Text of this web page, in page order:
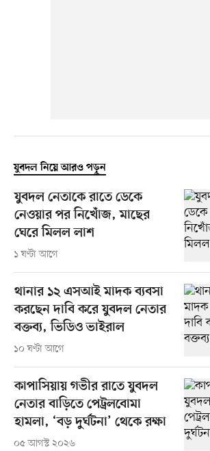
যুবদল নিয়ে আরও পড়ুন
যুবদল নেতাকে রাতে ডেকে
নেওয়ার পর নিখোঁজ, মাছের
ঘেরে মিলল লাশ
১ ঘণ্টা আগে
থানার ১২ এসআই মাদক ব্যবসা
করছেন দাবি করে যুবদল নেতার
বক্তব্য, ভিডিও ভাইরাল
১০ ঘণ্টা আগে
কাপাসিয়ায় গভীর রাতে যুবদল
নেতার বাড়িতে পেট্রলবোমা
হামলা, ‘বড় দুর্ঘটনা’ থেকে রক্ষা
০৫ আগস্ট ২০২৬